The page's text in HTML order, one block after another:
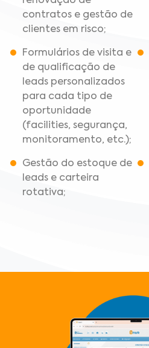
contratos e gestão de
clientes em risco;
Formulários de visita e
de qualificação de
leads personalizados
para cada tipo de
oportunidade
(facilities, segurança,
monitoramento, etc.);
Gestão do estoque de
leads e carteira
rotativa;